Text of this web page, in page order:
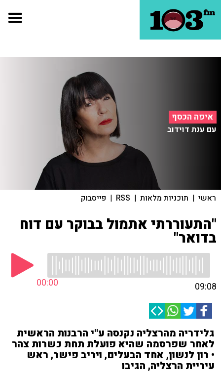
איפה הכסף
עם ענת דוידוב
ראשי | תוכניות מלאות |
RSS
| פייסבוק
"התעוררתי אתמול בבוקר עם דוח
בדואר"
00:00 09:08
גלידריה מהרצליה נקנסה ע''י הרבנות הראשית
לאחר שפרסמה שהיא פועלת תחת כשרות צהר
• רון לנשון, אחד הבעלים, ויריב פישר, ראש
עיריית הרצליה, הגיבו